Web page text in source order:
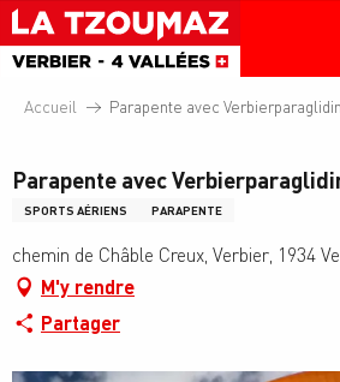
Aller
au
contenu
principal
Accueil Parapente avec
Parapente avec
SPORTS AÉRIENS PARAPENTE
chemin de Châble Creux, Verbier, 1934
M'y rendre
Partager